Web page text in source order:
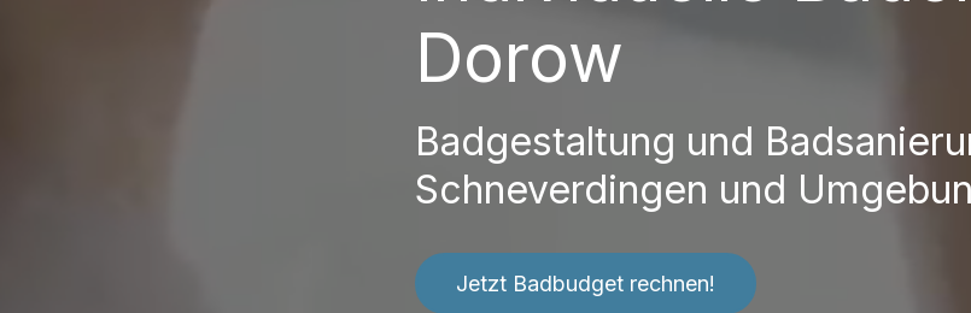
Dorow
Badgestaltung und
Schneverdingen und
Jetzt Badbudget rechnen!